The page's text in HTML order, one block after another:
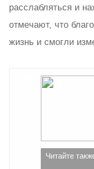
расслабляться и
отмечают, что
жизнь и смогли
Читайте